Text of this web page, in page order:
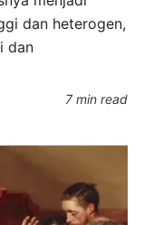
dan heterogen,
dan
7 min read